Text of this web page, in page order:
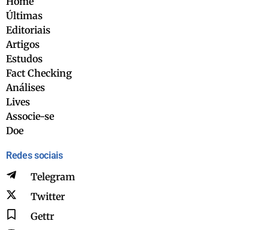
Últimas
Editoriais
Artigos
Estudos
Fact Checking
Análises
Lives
Associe-se
Doe
Redes sociais
Telegram
Twitter
Gettr